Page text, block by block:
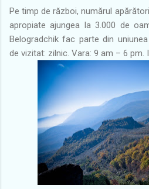
Pe timp de război, numărul
apropiate ajungea la 3.000 de
Belogradchik fac parte din
de vizitat: zilnic. Vara: 9 am – 6 pm.